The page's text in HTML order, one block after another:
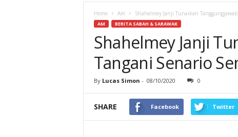
Home Am Shahelmey Janji Tunaikan
AM BERITA SABAH & SARAWAK
Shahelmey Janji
Tangani Senario
By Lucas Simon - 08/10/2020 0
SHARE Facebook Twitter